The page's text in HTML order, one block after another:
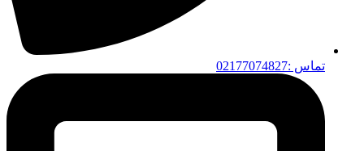
تماس :02177074827